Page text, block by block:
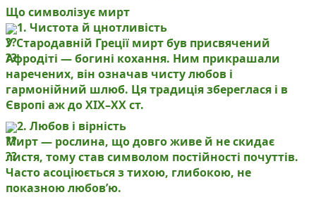
Що символізує мирт
1. Чистота й цнотливість
У Стародавній Греції мирт був присвячений
Афродіті — богині кохання. Ним прикрашали
наречених, він означав чисту любов і
гармонійний шлюб. Ця традиція збереглася і в
Європі аж до ХІХ–ХХ ст.
2. Любов і вірність
Мирт — рослина, що довго живе й не скидає
листя, тому став символом постійності почуттів.
Часто асоціюється з тихою, глибокою, не
показною любов’ю.